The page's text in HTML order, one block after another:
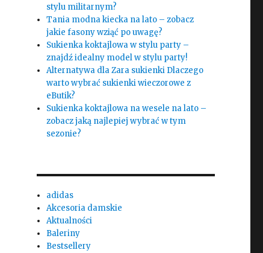
stylu militarnym?
Tania modna kiecka na lato – zobacz
jakie fasony wziąć po uwagę?
Sukienka koktajlowa w stylu party –
znajdź idealny model w stylu party!
Alternatywa dla Zara sukienki Dlaczego
warto wybrać sukienki wieczorowe z
eButik?
Sukienka koktajlowa na wesele na lato –
zobacz jaką najlepiej wybrać w tym
sezonie?
adidas
Akcesoria damskie
Aktualności
Baleriny
Bestsellery